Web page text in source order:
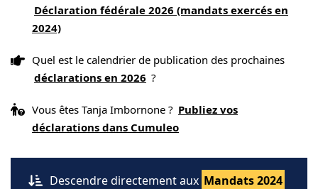
Déclaration fédérale 2026 (mandats exercés en
2024)
Quel est le calendrier de publication des prochaines
déclarations en 2026 ?
Vous êtes Tanja Imbornone ? Publiez vos
déclarations dans Cumuleo
Descendre directement aux Mandats 2024